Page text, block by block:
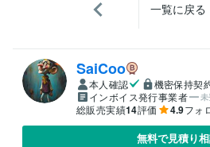
一覧に戻る
SaiCoo
本人確認
機密保持契
インボイス発行事業者
総販売実績14評価 4.9フォ
無料で見積り